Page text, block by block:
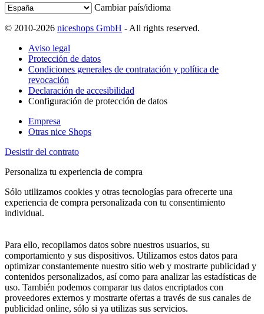
Cambiar país/idioma
© 2010-2026 niceshops GmbH - All rights reserved.
Aviso legal
Protección de datos
Condiciones generales de contratación y política de
revocación
Declaración de accesibilidad
Configuración de protección de datos
Empresa
Otras nice Shops
Desistir del contrato
Personaliza tu experiencia de compra
Sólo utilizamos cookies y otras tecnologías para ofrecerte una
experiencia de compra personalizada con tu consentimiento
individual.
Para ello, recopilamos datos sobre nuestros usuarios, su
comportamiento y sus dispositivos. Utilizamos estos datos para
optimizar constantemente nuestro sitio web y mostrarte publicidad y
contenidos personalizados, así como para analizar las estadísticas de
uso. También podemos comparar tus datos encriptados con
proveedores externos y mostrarte ofertas a través de sus canales de
publicidad online, sólo si ya utilizas sus servicios.